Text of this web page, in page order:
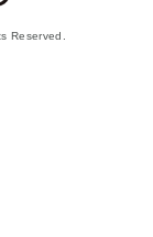
Reserved.